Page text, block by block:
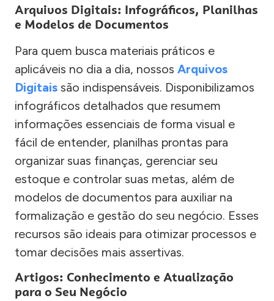
Arquivos Digitais: Infográficos, Planilhas
e Modelos de Documentos
Para quem busca materiais práticos e
aplicáveis no dia a dia, nossos Arquivos
Digitais são indispensáveis. Disponibilizamos
infográficos detalhados que resumem
informações essenciais de forma visual e
fácil de entender, planilhas prontas para
organizar suas finanças, gerenciar seu
estoque e controlar suas metas, além de
modelos de documentos para auxiliar na
formalização e gestão do seu negócio. Esses
recursos são ideais para otimizar processos e
tomar decisões mais assertivas.
Artigos: Conhecimento e Atualização
para o Seu Negócio